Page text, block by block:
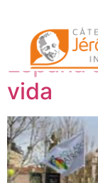
España
vida